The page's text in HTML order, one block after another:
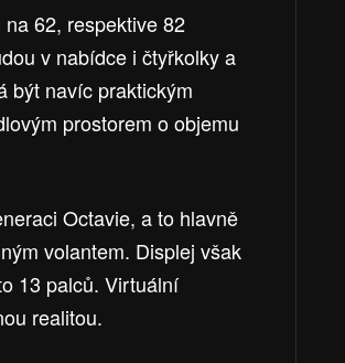
62, respektive 82
v nabídce i čtyřkolky a
být navíc praktickým
prostorem o objemu
Octavie, a to hlavně
volantem. Displej však
13 palců. Virtuální
realitou.